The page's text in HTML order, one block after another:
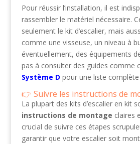
Pour réussir l’installation, il est
rassembler le matériel nécessaire.
seulement le kit d’escalier, mais
comme une visseuse, un niveau à
éventuellement, des équipements
pas à consulter des guides comme
Système D pour une liste
Suivre les instructions de
La plupart des kits d’escalier en kit
instructions de montage claires
crucial de suivre ces étapes
garantir que votre escalier soit